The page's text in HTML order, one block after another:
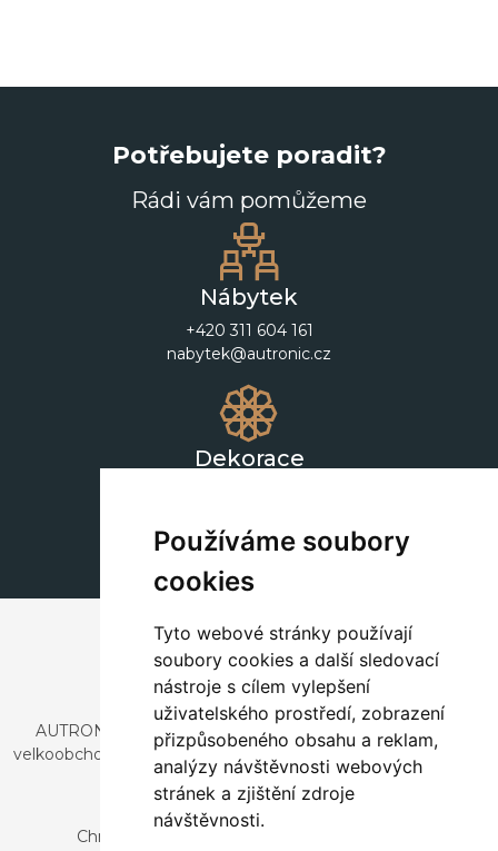
Používáme soubory
cookies
Tyto webové stránky používají
soubory cookies a další sledovací
nástroje s cílem vylepšení
uživatelského prostředí, zobrazení
přizpůsobeného obsahu a reklam,
analýzy návštěvnosti webových
stránek a zjištění zdroje
návštěvnosti.
Potřebujete poradit?
Rádi vám pomůžeme
Nábytek
+420 311 604 161
nabytek@autronic.cz
Dekorace
AUTRONIC, s.r.o. je společnost zabývající se dovozem a
velkoobchodním prodejem designového i stylového nábytku
a dekorací.
Česká republika
Chrustenice 270, 267 12 Loděnice u Berouna